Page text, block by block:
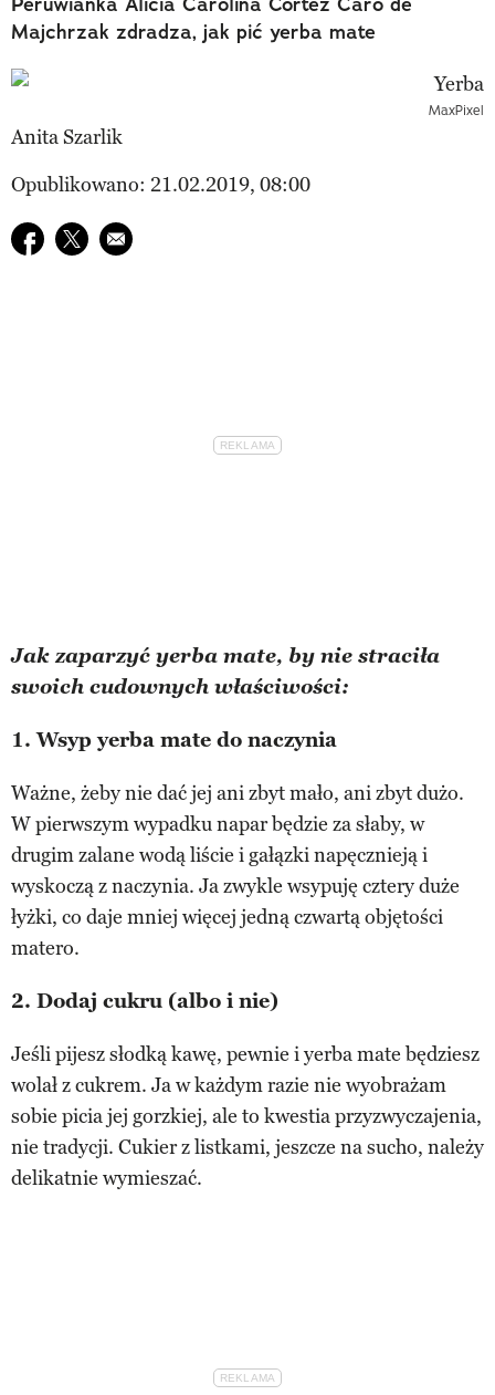
Majchrzak zdradza, jak pić yerba mate
MaxPixel
Anita Szarlik
Opublikowano: 21.02.2019, 08:00
Udostępnij na facebook
Udostępnij na twitter
E-mail do przyjaciela
Jak zaparzyć yerba mate, by nie straciła
swoich cudownych właściwości:
1.Wsyp yerba mate do naczynia
Ważne, żeby nie dać jej ani zbyt mało, ani zbyt dużo.
W pierwszym wypadku napar będzie za słaby, w
drugim zalane wodą liście i gałązki napęcznieją i
wyskoczą z naczynia. Ja zwykle wsypuję cztery duże
łyżki, co daje mniej więcej jedną czwartą objętości
matero.
2. Dodaj cukru (albo i nie)
Jeśli pijesz słodką kawę, pewnie i yerba mate będziesz
wolał z cukrem. Ja w każdym razie nie wyobrażam
sobie picia jej gorzkiej, ale to kwestia przyzwyczajenia,
nie tradycji. Cukier z listkami, jeszcze na sucho, należy
delikatnie wymieszać.